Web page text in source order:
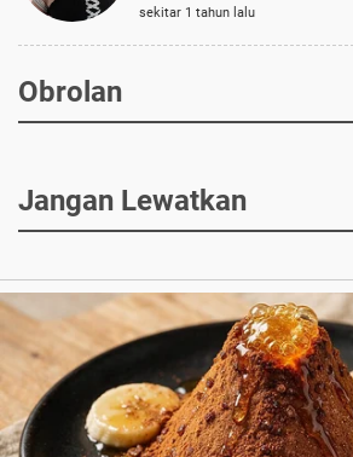
sekitar 1 tahun lalu
Obrolan
Jangan Lewatkan